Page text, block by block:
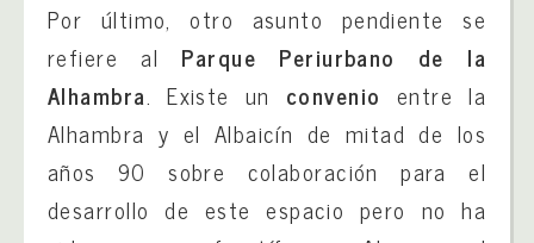
Por último, otro asunto pendiente se
refiere al Parque Periurbano de la
Alhambra. Existe un convenio entre la
Alhambra y el Albaicín de mitad de los
años 90 sobre colaboración para el
desarrollo de este espacio pero no ha